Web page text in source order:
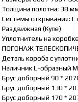
Толщина полотна: 38
Системы открывания:
Раздвижная (Купе)
Уплотнитель на
ПОГОНАЖ
Деталь короба с
Наличник L-образный
Брус доборный 90 *
Брус доборный 130 *
Брус доборный 170 *